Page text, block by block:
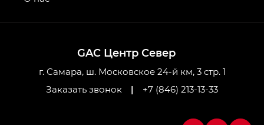
Джи Икс ПРЕМИУМ — GX PREMIUM, ЛАУНЖ —
LOUNGE
Empow — Эмпау (Empow) в комплектации
GAC Центр Север
г. Самара, ш. Московское 24-й км, 3 стр. 1
Заказать звонок
| +7 (846) 213-13-33